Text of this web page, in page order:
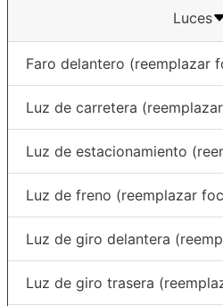
Luces
Faro delantero (reemplazar
Luz de carretera
Luz de estacionamiento
Luz de freno (reemplazar
Luz de giro delantera
Luz de giro trasera